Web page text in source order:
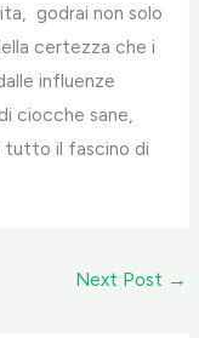
godrai non solo
certezza che i
influenze
ciocche sane,
tutto il fascino di
Next Post →